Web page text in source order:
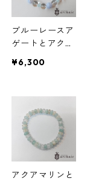
ブルーレースア
ゲートとアクア
ブレスレット
¥6,300
アクアマリンと